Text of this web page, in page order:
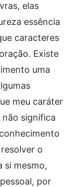
elas
essência
caracteres
Existe
uma
meu caráter
significa
o
si mesmo,
por